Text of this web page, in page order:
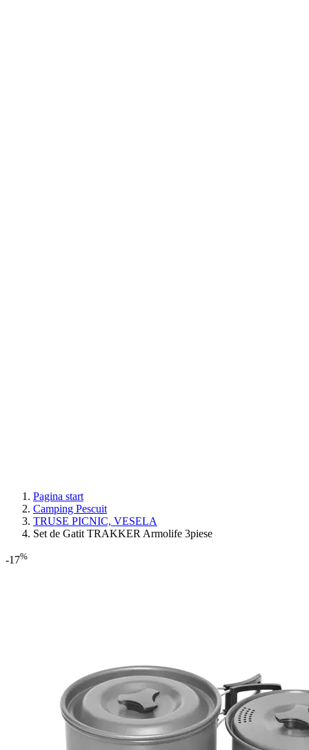
Pagina start
Camping Pescuit
TRUSE PICNIC, VESELA
Set de Gatit TRAKKER Armolife 3piese
-17%